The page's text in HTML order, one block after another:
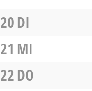
20DI
21 MI
22DO